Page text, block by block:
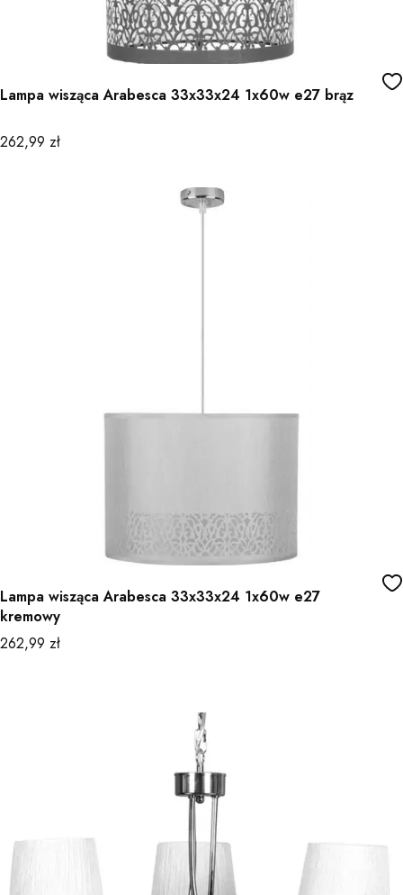
Lampa wisząca Arabesca 33x33x24 1x60w e27 brąz
Cena
262,99 zł
Lampa wisząca Arabesca 33x33x24 1x60w e27
kremowy
Cena
262,99 zł